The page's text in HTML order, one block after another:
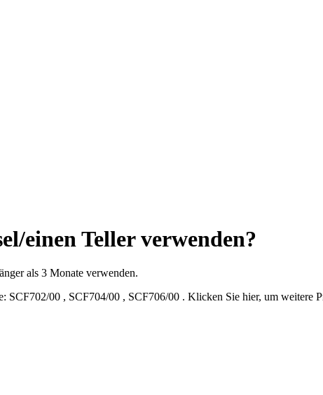
einen Teller verwenden?
als 3 Monate verwenden.
SCF702/00 , SCF704/00 , SCF706/00 . Klicken Sie hier, um weitere